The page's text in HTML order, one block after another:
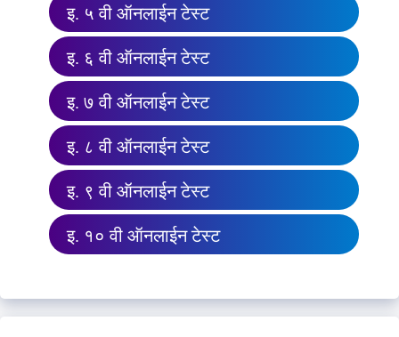
इ. ५ वी ऑनलाईन टेस्ट
इ. ६ वी ऑनलाईन टेस्ट
इ. ७ वी ऑनलाईन टेस्ट
इ. ८ वी ऑनलाईन टेस्ट
इ. ९ वी ऑनलाईन टेस्ट
इ. १० वी ऑनलाईन टेस्ट